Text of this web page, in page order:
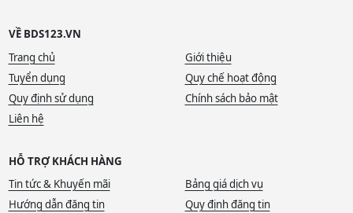
VỀ BDS123.VN
Trang chủ
Giới thiệu
Tuyển dụng
Quy chế hoạt động
Quy định sử dụng
Chính sách bảo mật
Liên hệ
HỖ TRỢ KHÁCH HÀNG
Tin tức & Khuyến mãi
Bảng giá dịch vụ
Hướng dẫn đăng tin
Quy định đăng tin